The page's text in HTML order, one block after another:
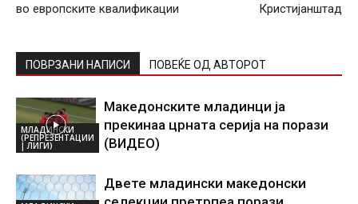
во европските квалификации
Кристијанштад
ПОВРЗАНИ НАПИСИ ПОВЕЌЕ ОД АВТОРОТ
МЛАДИНСКИ
(РЕПРЕЗЕНТАЦИИ
| ЛИГИ)
Македонските младинци ја
прекинаа црната серија на порази
(ВИДЕО)
Двете младински македонски